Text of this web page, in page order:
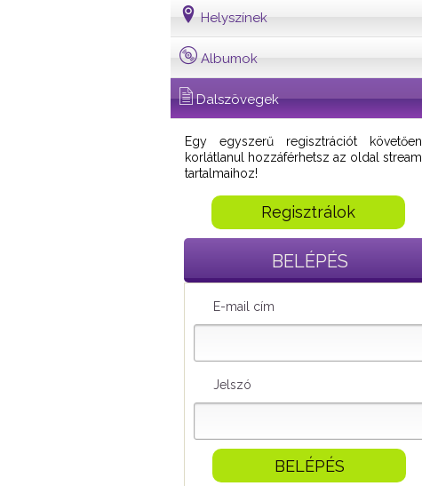
Helyszínek
Albumok
Dalszövegek
Egy egyszerű regisztrációt követően
korlátlanul hozzáférhetsz az oldal stream
tartalmaihoz!
Regisztrálok
BELÉPÉS
E-mail cím
Jelszó